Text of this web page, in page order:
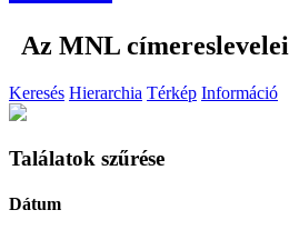
Az MNL címereslevelei
Keresés Hierarchia Térkép Információ
Találatok szűrése
Dátum